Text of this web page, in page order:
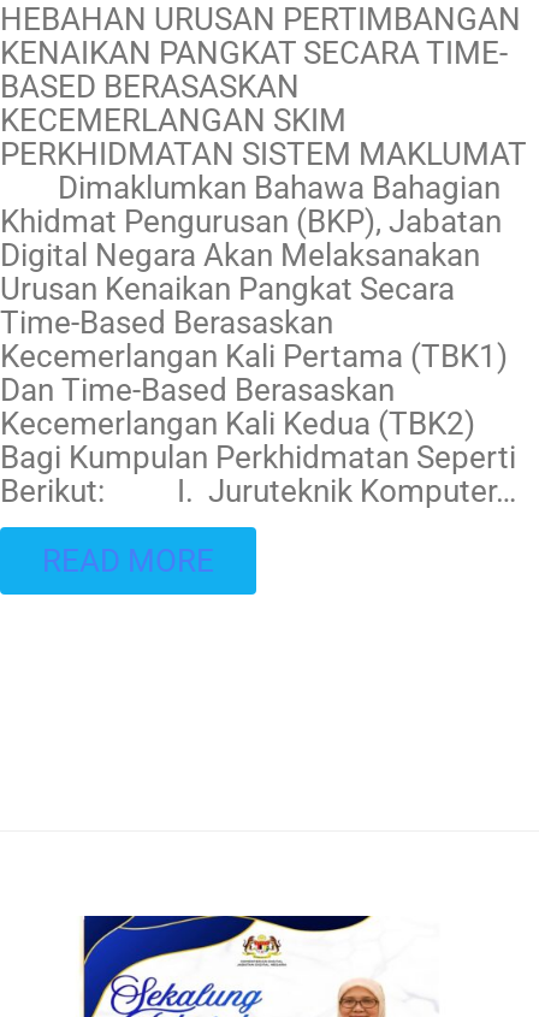
HEBAHAN URUSAN PERTIMBANGAN
KENAIKAN PANGKAT SECARA TIME-
BASED BERASASKAN
KECEMERLANGAN SKIM
PERKHIDMATAN SISTEM MAKLUMAT
Dimaklumkan Bahawa Bahagian
Khidmat Pengurusan (BKP), Jabatan
Digital Negara Akan Melaksanakan
Urusan Kenaikan Pangkat Secara
Time-Based Berasaskan
Kecemerlangan Kali Pertama (TBK1)
Dan Time-Based Berasaskan
Kecemerlangan Kali Kedua (TBK2)
Bagi Kumpulan Perkhidmatan Seperti
Berikut: I. Juruteknik Komputer…
READ MORE